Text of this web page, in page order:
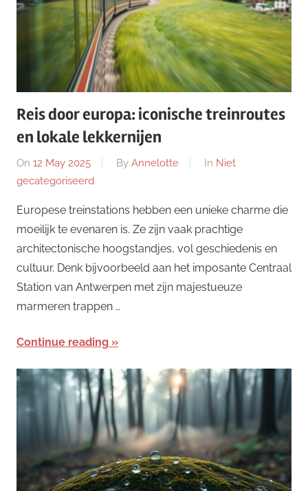
Reis door europa: iconische treinroutes
en lokale lekkernijen
On 12 May 2025 By Annelotte In Niet
gecategoriseerd
Europese treinstations hebben een unieke charme die
moeilijk te evenaren is. Ze zijn vaak prachtige
architectonische hoogstandjes, vol geschiedenis en
cultuur. Denk bijvoorbeeld aan het imposante Centraal
Station van Antwerpen met zijn majestueuze
marmeren trappen …
Continue reading